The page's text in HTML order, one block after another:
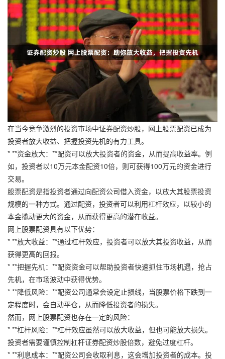
在当今竞争激烈的投资市场中证券配资炒股，网上股票配资已成为
投资者放大收益、把握投资先机的有力工具。
* **资金放大：**配资可以放大投资者的资金，从而提高收益率。例
如，投资者以10万元本金配资10倍，则可获得100万元的资金进行
交易。
股票配资是指投资者通过向配资公司借入资金，以放大其股票投资
规模的一种方式。通过配资，投资者可以利用杠杆效应，以较小的
本金撬动更大的资金，从而获得更高的潜在收益。
网上股票配资具有以下优势：
* **放大收益：**通过杠杆效应，投资者可以放大其投资收益，从而
获得更高的回报。
* **把握先机：**配资资金可以帮助投资者快速抓住市场机遇，抢占
先机，在市场波动中获得优势。
* **降低风险：**配资公司通常会设定止损线，当股票价格下跌到一
定程度时，会自动平仓，从而降低投资者的损失。
然而，网上股票配资也存在一定的风险：
* **杠杆风险：**杠杆效应虽然可以放大收益，但也可能放大损失。
投资者需要谨慎控制杠杆证券配资炒股倍数，避免过度杠杆。
* **利息成本：**配资公司会收取利息，这会增加投资者的成本。投